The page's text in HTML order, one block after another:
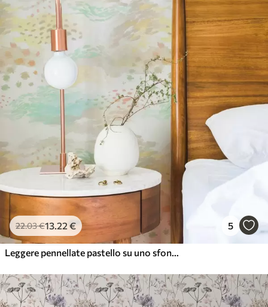
22.03€13.22 € 5
Leggere pennellate pastello su uno sfondo quasi bianco